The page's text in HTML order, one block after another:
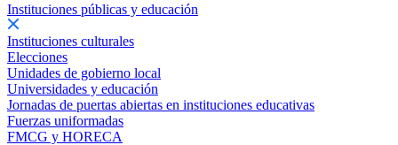
Instituciones públicas y educación
Instituciones culturales
Elecciones
Unidades de gobierno local
Universidades y educación
Jornadas de puertas abiertas en instituciones educativas
Fuerzas uniformadas
FMCG y HORECA